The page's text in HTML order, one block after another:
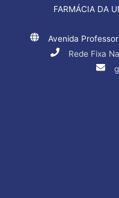
FARMÁCIA DA
Avenida
Rede Fixa